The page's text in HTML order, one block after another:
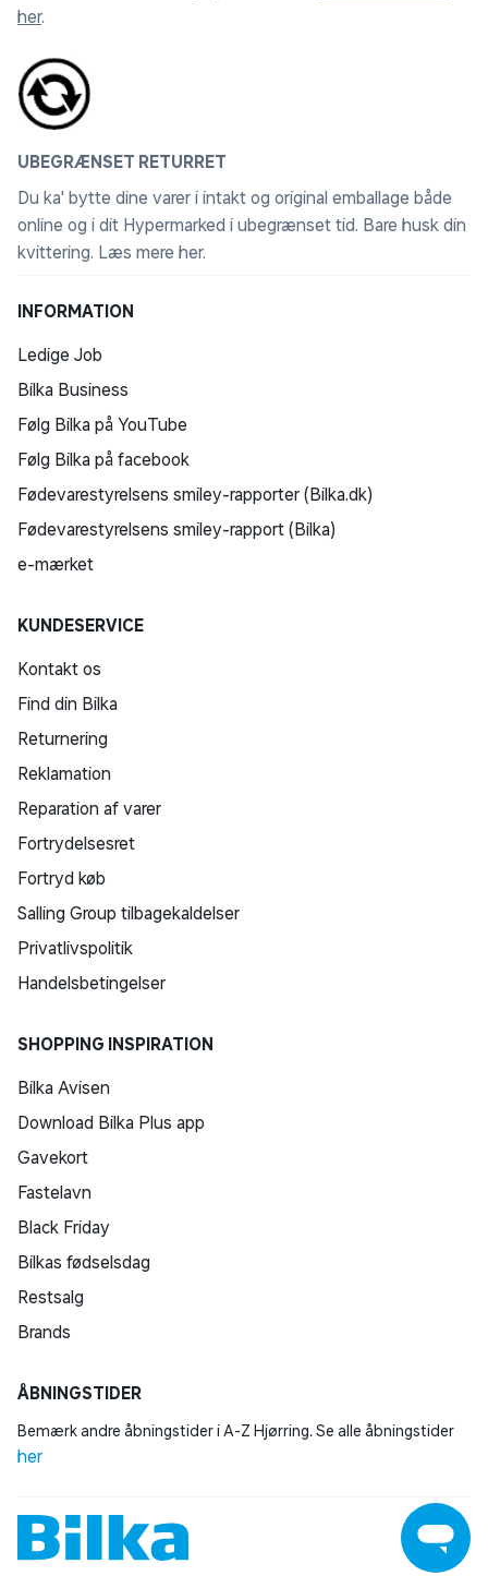
her.
UBEGRÆNSET RETURRET
Du ka' bytte dine varer i intakt og original emballage både
online og i dit Hypermarked i ubegrænset tid. Bare husk din
kvittering. Læs mere her.
INFORMATION
Ledige Job
Bilka Business
Følg Bilka på YouTube
Følg Bilka på facebook
Fødevarestyrelsens smiley-rapporter (Bilka.dk)
Fødevarestyrelsens smiley-rapport (Bilka)
e-mærket
KUNDESERVICE
Kontakt os
Find din Bilka
Returnering
Reklamation
Reparation af varer
Fortrydelsesret
Fortryd køb
Salling Group tilbagekaldelser
Privatlivspolitik
Handelsbetingelser
SHOPPING INSPIRATION
Bilka Avisen
Download Bilka Plus app
Gavekort
Fastelavn
Black Friday
Bilkas fødselsdag
Restsalg
Brands
ÅBNINGSTIDER
Bemærk andre åbningstider i A-Z Hjørring. Se alle åbningstider
her